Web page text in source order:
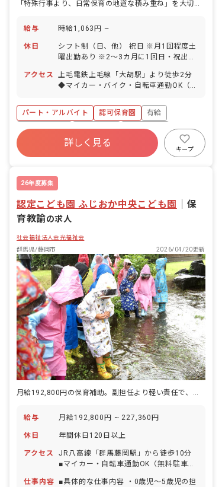
「特殊行事より、日常保育の地道な積み重ね」を大切にする保育園です。
給与 時給1,063円 ~
休日
シフト制（日、他） 祝日 ※月1回程度土
曜出勤あり ※2～3カ月に1回日・祝出勤
間） 年末年始休暇（12/29～1/3の6日
間） 有給休暇（法定通り付与） ⇒半休
す！ 産休育休制度 ⇒毎年1～2名取得実
績があります。復帰率も100%！ 看護休
暇（就学前のお子様1人につき年5日間）
介護休暇（該当する場合のみ1人につき
きるくらいのカバー体制があります！
アクセス
上毛電鉄上毛線「大胡駅」より徒歩2分
◆マイカー・バイク・自転車通勤OK（無
応じてガソリン代支給あり
パート・アルバイト 認可保育園
有給
社会保険完備
退職金制度
残業少なめ
産休育休制度
社会福祉法人
車通勤可
詳しく見る
キープ
26年度募集
認定こども園 ふじおか中央こども園
保
育教諭の求人
社会福祉法人金光福祉会
群馬県/藤岡市
2026/04/20更新
給与 月給192,800円 ~ 227,360円
休日 年間休日120日以上
アクセス
JR八高線「群馬藤岡駅」から徒歩10分
■マイカー・自転車通勤OK（無料駐車場
仕事内容
■具体的な仕事内容 ・0歳児～5歳児の担